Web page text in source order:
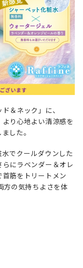
＆ネック」に、
り心地よい清涼感を
した。
でクールダウンした
にラベンダー＆オレ
筋をトリートメン
方の気持ちよさを体